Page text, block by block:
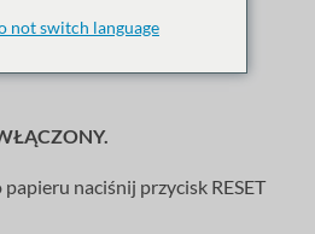
naciśnij przycisk RESET
not switch language